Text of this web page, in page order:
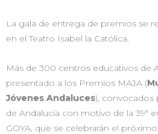
La gala de entrega de premios se
en el Teatro Isabel la Católica.
Más de 300 centros educativos de
presentado a los Premios MAJA (
Jóvenes Andaluces), convocados
de Andalucía con motivo de la 39ª
GOYA, que se celebrarán el